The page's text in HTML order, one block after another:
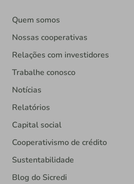
Quem somos
Nossas cooperativas
Relações com investidores
Trabalhe conosco
Notícias
Relatórios
Capital social
Cooperativismo de crédito
Sustentabilidade
Blog do Sicredi